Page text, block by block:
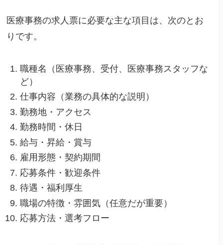
医療事務の求人票に必要な主な項目は、次のとお
りです。
職種名（医療事務、受付、医療事務スタッフな
ど）
仕事内容（業務の具体的な説明）
勤務地・アクセス
勤務時間・休日
給与・昇給・賞与
雇用形態・契約期間
応募条件・歓迎条件
待遇・福利厚生
職場の特徴・雰囲気（任意だが重要）
応募方法・選考フロー